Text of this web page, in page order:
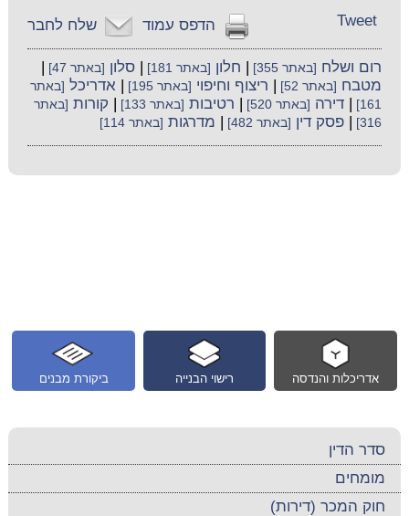
שלח לחבר הדפס עמוד Tweet
רום ושלח [באתר 355] חלון [באתר 181] |סלון [באתר 47]
מטבח [באתר 52] ריצוף וחיפוי [באתר 195] |אדריכל [באתר
161]
|דירה [באתר 520] רטיבות [באתר 133] קורות [באתר
316]
|פסק דין [באתר 482] מדרגות [באתר 114]
ביקורת מבנים רישוי הבנייה אדריכלות והנדסה
סדר הדין
מומחים
חוק המכר (דירות)